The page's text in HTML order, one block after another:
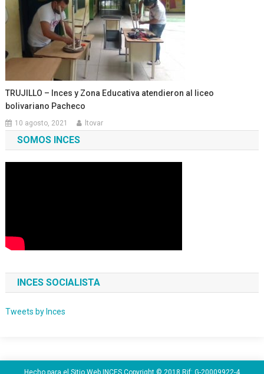
TRUJILLO – Inces y Zona Educativa atendieron al liceo
bolivariano Pacheco
10 agosto, 2021 ltovar
SOMOS INCES
INCES SOCIALISTA
Tweets by Inces
Hecho para el Sitio Web INCES Copyright © 2018 Rif: G-20009922-4